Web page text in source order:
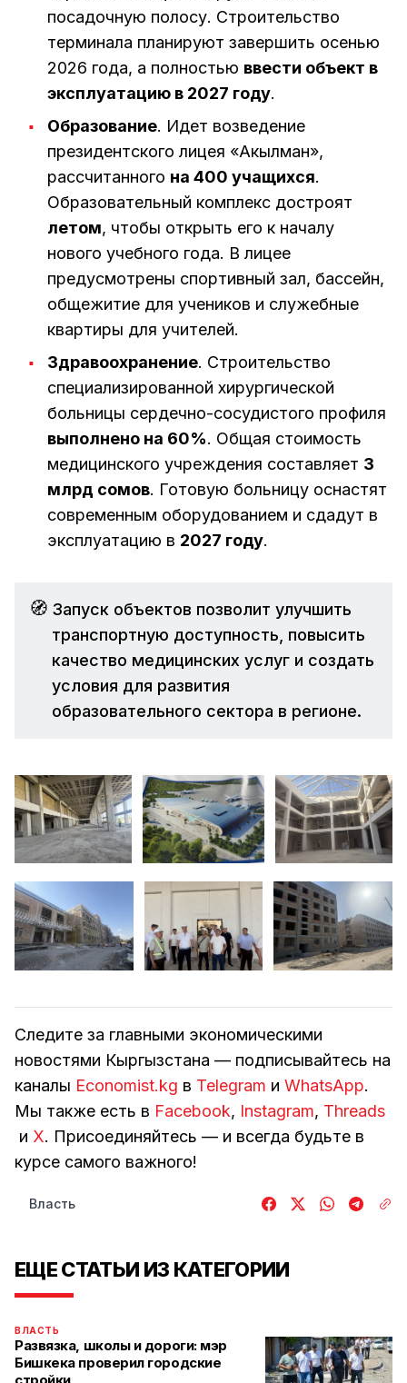
посадочную полосу. Строительство
терминала планируют завершить осенью
2026 года, а полностью ввести объект в
эксплуатацию в 2027 году.
Образование. Идет возведение
президентского лицея «Акылман»,
рассчитанного на 400 учащихся.
Образовательный комплекс достроят
летом, чтобы открыть его к началу
нового учебного года. В лицее
предусмотрены спортивный зал, бассейн,
общежитие для учеников и служебные
квартиры для учителей.
Здравоохранение. Строительство
специализированной хирургической
больницы сердечно-сосудистого профиля
выполнено на 60%. Общая стоимость
медицинского учреждения составляет 3
млрд сомов. Готовую больницу оснастят
современным оборудованием и сдадут в
эксплуатацию в 2027 году.
🧭 Запуск объектов позволит улучшить
транспортную доступность, повысить
качество медицинских услуг и создать
условия для развития
образовательного сектора в регионе.
Следите за главными экономическими
новостями Кыргызстана — подписывайтесь на
каналы Economist.kg в Telegram и WhatsApp.
Мы также есть в Facebook, Instagram, Threads
и Х. Присоединяйтесь — и всегда будьте в
курсе самого важного!
Власть
ЕЩЕ СТАТЬИ ИЗ КАТЕГОРИИ
ВЛАСТЬ
Развязка, школы и дороги: мэр
Бишкека проверил городские
стройки